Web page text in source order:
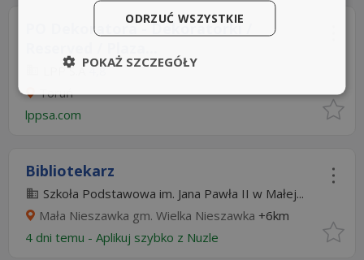
​PO Dekoratora - Dekoratorki /
LPP S.A 4,8
Toruń
lppsa.com
Bibliotekarz
Szkoła Podstawowa im. Jana Pawła II w Małej...
Mała Nieszawka gm. Wielka Nieszawka +6km
4 dni temu - Aplikuj szybko z Nuzle
ODRZUĆ WSZYSTKIE
POKAŻ SZCZEGÓŁY